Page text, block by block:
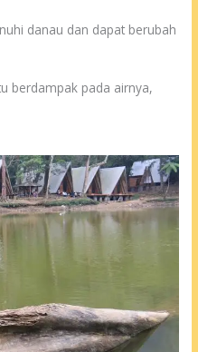
danau dan dapat berubah
berdampak pada airnya,